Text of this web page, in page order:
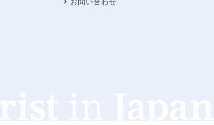
お問い合わせ